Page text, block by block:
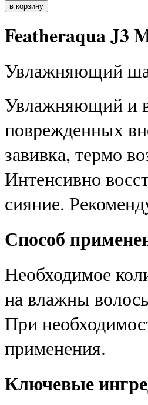
Featheraqua J3
Увлажняющий
Увлажняющий и
поврежденных
завивка, термо
Интенсивно
сияние.
Способ
Необходимое
на влажны
При
применения.
Ключевые